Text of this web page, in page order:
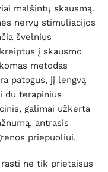
malšintų skausmą.
nervų stimuliacijos
švelnius
į skausmo
metodas
patogus, jį lengvą
du terapinius
galimai užkerta
antrasis
priepuoliui.
ne tik prietaisus